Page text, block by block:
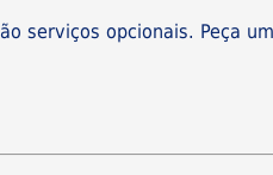
serviços opcionais. Peça